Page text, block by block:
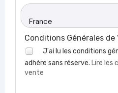
France
Conditions Générales de
J'ai lu les conditions
adhère sans réserve. Lire les
vente